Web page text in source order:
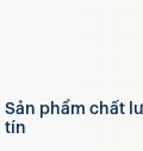
Sản phẩm chất
tín